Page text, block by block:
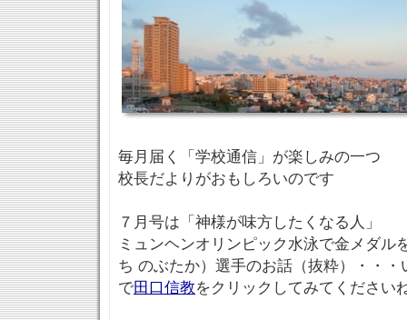
毎月届く「学校通信」が楽しみの一つ
校長だよりがおもしろいのです
７月号は「神様が味方したくなる人」
ミュンヘンオリンピック水泳で金メダル
ち のぶたか）選手のお話（抜粋）・・
で田口信教をクリックしてみてください